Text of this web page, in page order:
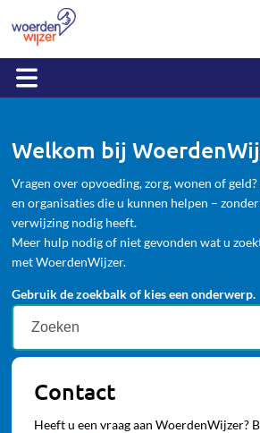
Contact
Heeft u een vraag aan WoerdenWijzer?
Welkom bij
Vragen over opvoeding, zorg, wonen of
en organisaties die u kunnen helpen –
verwijzing nodig heeft.
Meer hulp nodig of niet gevonden wat u
met WoerdenWijzer.
Gebruik de zoekbalk of kies een onderwerp.